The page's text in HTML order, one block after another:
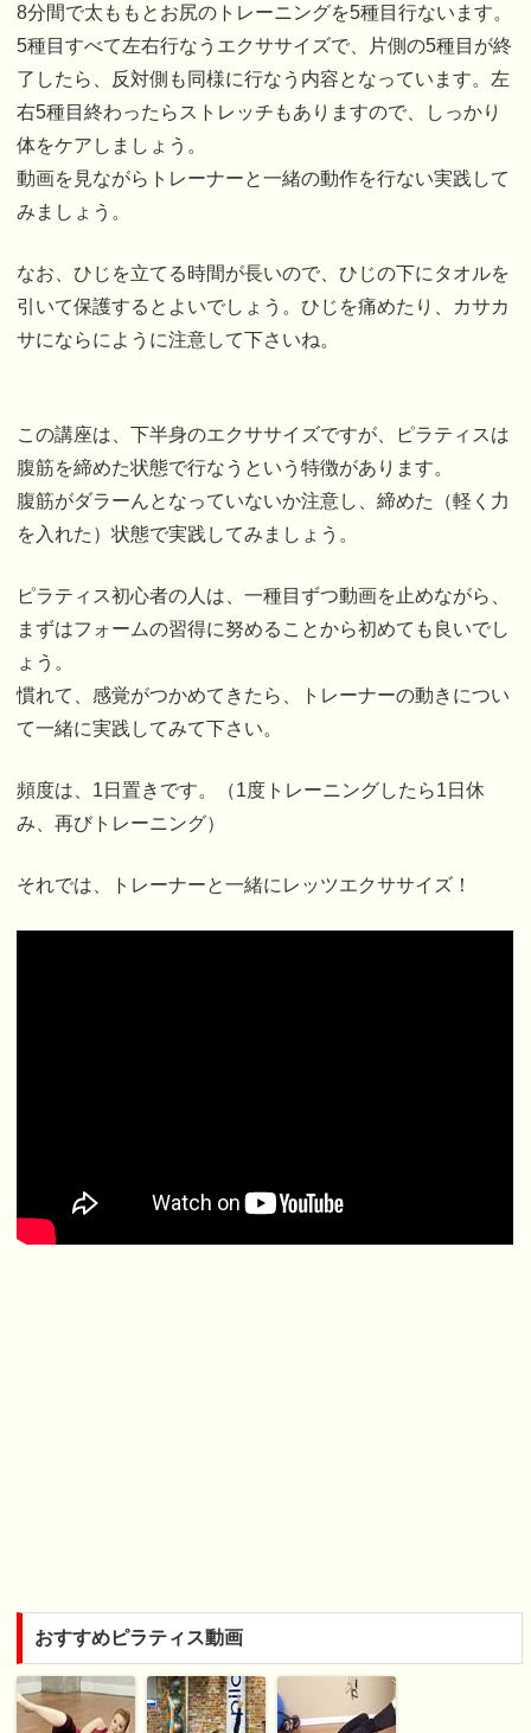
8分間で太ももとお尻のトレーニングを5種目行ないます。
5種目すべて左右行なうエクササイズで、片側の5種目が終
了したら、反対側も同様に行なう内容となっています。左
右5種目終わったらストレッチもありますので、しっかり
体をケアしましょう。
動画を見ながらトレーナーと一緒の動作を行ない実践して
みましょう。
なお、ひじを立てる時間が長いので、ひじの下にタオルを
引いて保護するとよいでしょう。ひじを痛めたり、カサカ
サにならにように注意して下さいね。
この講座は、下半身のエクササイズですが、ピラティスは
腹筋を締めた状態で行なうという特徴があります。
腹筋がダラーんとなっていないか注意し、締めた（軽く力
を入れた）状態で実践してみましょう。
ピラティス初心者の人は、一種目ずつ動画を止めながら、
まずはフォームの習得に努めることから初めても良いでし
ょう。
慣れて、感覚がつかめてきたら、トレーナーの動きについ
て一緒に実践してみて下さい。
頻度は、1日置きです。（1度トレーニングしたら1日休
み、再びトレーニング）
それでは、トレーナーと一緒にレッツエクササイズ！
おすすめピラティス動画